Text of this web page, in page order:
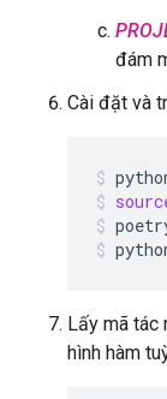
đám
Cài đặt và
Lấy mã tác
hình hàm